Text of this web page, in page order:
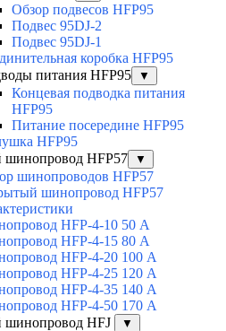
Обзор подвесов HFP95
Подвес 95DJ-2
Подвес 95DJ-1
коробка HFP95
питания HFP95
▼
Концевая подводка питания
HFP95
Питание посередине HFP95
HFP95
шинопровод HFP57
▼
шинопроводов HFP57
шинопровод HFP57
HFP-4-10 50 А
HFP-4-15 80 А
HFP-4-20 100 А
HFP-4-25 120 А
HFP-4-35 140 А
HFP-4-50 170 А
шинопровод HFJ
▼